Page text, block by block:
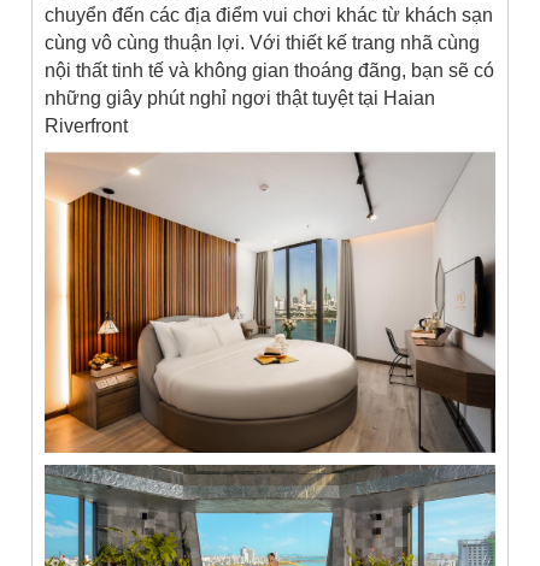
chuyển đến các địa điểm vui chơi khác từ khách sạn
cùng vô cùng thuận lợi. Với thiết kế trang nhã cùng
nội thất tinh tế và không gian thoáng đãng, bạn sẽ có
những giây phút nghỉ ngơi thật tuyệt tại Haian
Riverfront